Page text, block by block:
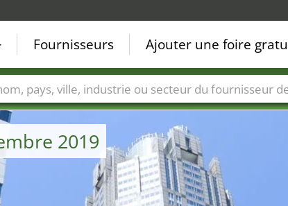
2019
Fournisseurs Ajouter une foire
Villes Secteurs de foire Secteurs du fournisseur